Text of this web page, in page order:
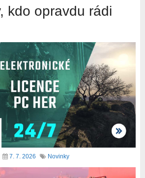
kdo opravdu rádi
7. 7. 2026 Novinky